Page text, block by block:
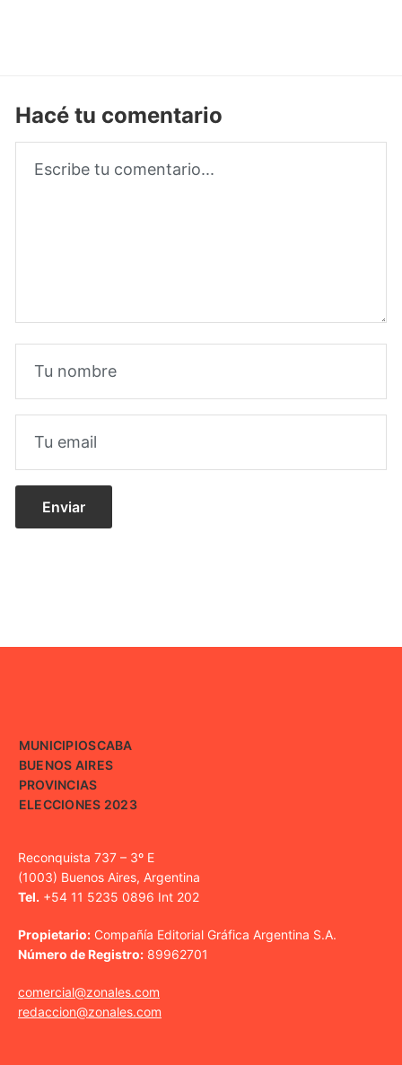
Hacé tu comentario
MUNICIPIOSCABA
BUENOS AIRES
PROVINCIAS
ELECCIONES 2023
Reconquista 737 – 3º E
(1003) Buenos Aires, Argentina
Tel. +54 11 5235 0896 Int 202
Propietario: Compañía Editorial Gráfica Argentina S.A.
Número de Registro: 89962701
comercial@zonales.com
redaccion@zonales.com